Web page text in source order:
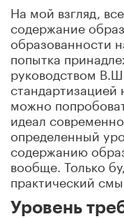
На мой взгляд,
содержание
образованности
попытка
руководством
можно
идеал
определенный
содержанию
вообще. Только
практический
Уровень